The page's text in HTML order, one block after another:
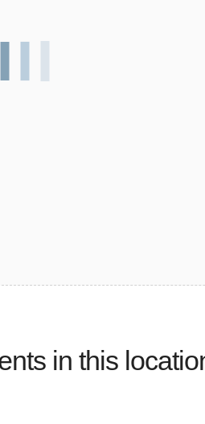
in this